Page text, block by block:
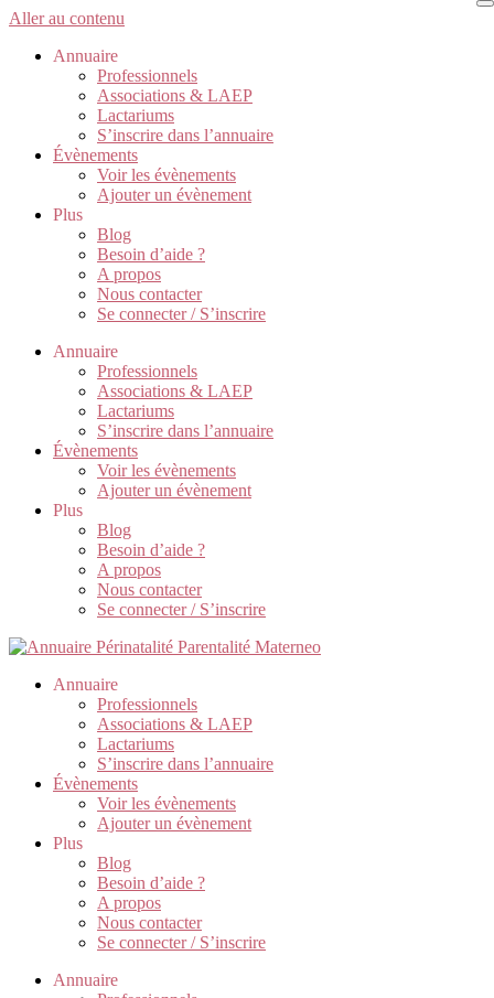
Aller au contenu
Annuaire
Professionnels
Associations & LAEP
Lactariums
S’inscrire dans l’annuaire
Évènements
Voir les évènements
Ajouter un évènement
Plus
Blog
Besoin d’aide ?
A propos
Nous contacter
Se connecter / S’inscrire
Annuaire
Professionnels
Associations & LAEP
Lactariums
S’inscrire dans l’annuaire
Évènements
Voir les évènements
Ajouter un évènement
Plus
Blog
Besoin d’aide ?
A propos
Nous contacter
Se connecter / S’inscrire
Annuaire
Professionnels
Associations & LAEP
Lactariums
S’inscrire dans l’annuaire
Évènements
Voir les évènements
Ajouter un évènement
Plus
Blog
Besoin d’aide ?
A propos
Nous contacter
Se connecter / S’inscrire
Annuaire